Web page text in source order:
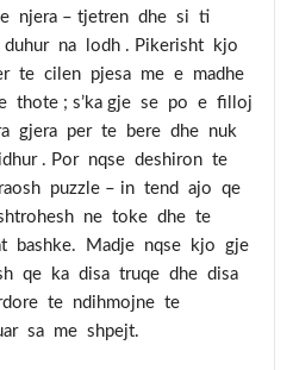
njera – tjetren dhe si ti
na lodh . Pikerisht kjo
te cilen pjesa me e madhe
thote ; s’ka gje se po e filloj
gjera per te bere dhe nuk
. Por nqse deshiron te
puzzle – in tend ajo qe
ne toke dhe te
bashke. Madje nqse kjo gje
qe ka disa truqe dhe disa
te ndihmojne te
sa me shpejt.